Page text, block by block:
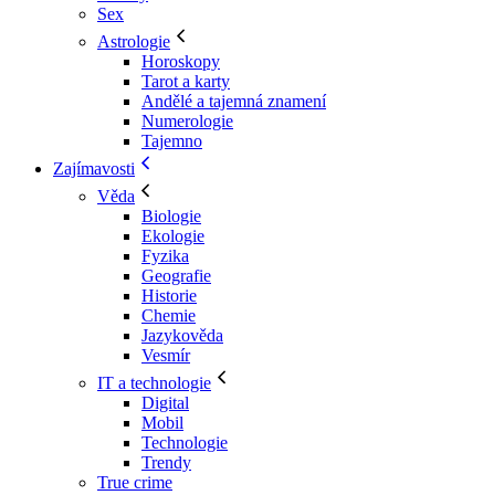
Sex
Astrologie
Horoskopy
Tarot a karty
Andělé a tajemná znamení
Numerologie
Tajemno
Zajímavosti
Věda
Biologie
Ekologie
Fyzika
Geografie
Historie
Chemie
Jazykověda
Vesmír
IT a technologie
Digital
Mobil
Technologie
Trendy
True crime